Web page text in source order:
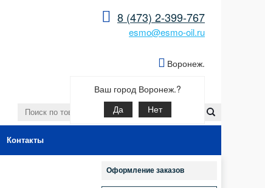
8 (473) 2-399-767
esmo@esmo-oil.ru
Воронеж.
Ваш город Воронеж.?
Да Нет
Контакты
Оформление заказов